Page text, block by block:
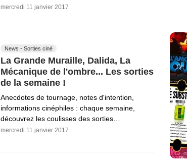
mercredi 11 janvier 2017
News - Sorties ciné
La Grande Muraille, Dalida, La
Mécanique de l'ombre... Les sorties
de la semaine !
Anecdotes de tournage, notes d'intention,
informations cinéphiles : chaque semaine,
découvrez les coulisses des sorties…
mercredi 11 janvier 2017